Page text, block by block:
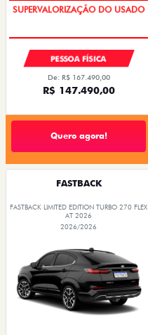
COM USADO NA TROCA
PESSOA FÍSICA
De: R$ 167.490,00
R$ 147.490,00
Quero agora!
FASTBACK
FASTBACK LIMITED EDITION TURBO 270 FLEX
AT 2026
2026/2026